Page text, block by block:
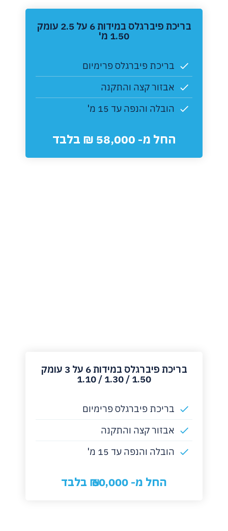
‏בריכת פיברגלס במידות 6 על 2.5 עומק
1.50 מ'
בריכת פיברגלס פרימיום
אבזור קצה והתקנה
הובלה והנפה עד 15 מ'
החל מ- 58,000 ₪ בלבד
‏בריכת פיברגלס במידות 6 על 3 עומק
1.50 / 1.30 / 1.10
בריכת פיברגלס פרימיום
אבזור קצה והתקנה
הובלה והנפה עד 15 מ'
החל מ- 60,000 ₪ בלבד